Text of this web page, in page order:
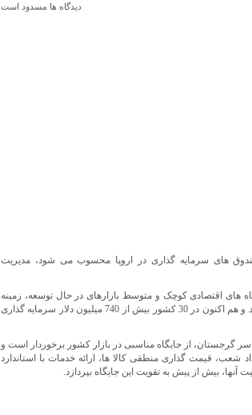
دیدگاه ها مسدود است
های سرمایه گذاری در اروپا محسوب می شود، مدیریت
های اقتصادی کوچک و متوسط بازارهای در حال توسعه، زمینه
رشد و پیشرفت هر چه بیشتر این بنگاه ها را فراهم می آورد و هم اکنون در 30 کشور بیش از 740 میلیون دلار سرمایه گذاری
‘پوپولی’ با بیش از 69 شعبه در سراسر گرجستان، از جایگاه مناسبی در بازار کشور برخوردار است و
قیمت گذاری منطقی کالا ها، ارائه خدمات با استاندارد
آنها، بیش از پیش به تقویت این جایگاه بپردازد.